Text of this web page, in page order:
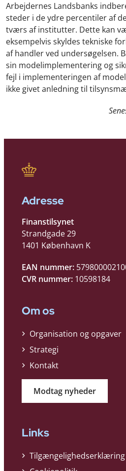
Arbejdernes Landsbanks
steder i de ydre percentiler af
tværs af institutter. Dette kan
eksempelvis skyldes tekniske
af handler ved undersøgelsen.
sin modelimplementering og
fejl i implementeringen af
ikke givet anledning til
Adresse
Finanstilsynet
Strandgade 29
1401 København K
EAN nummer:
CVR nummer: 10598184
Om os
Organisation og opgaver
Strategi
Kontakt
Modtag nyheder
Links
Tilgængelighedserklæring